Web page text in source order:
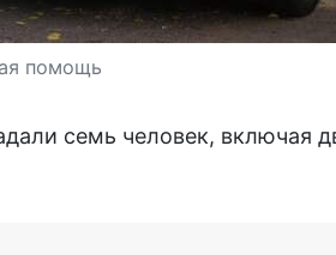
помощь
семь человек, включая